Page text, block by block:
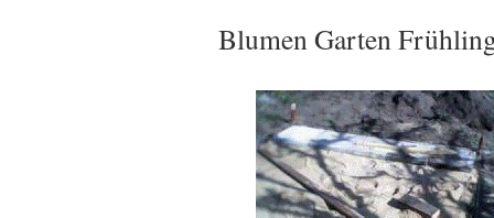
Blumen Garten